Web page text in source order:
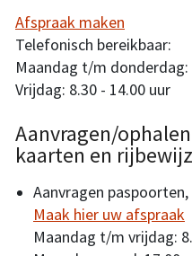
Afspraak maken
Telefonisch bereikbaar:
Maandag t/m donderdag:
Vrijdag: 8.30 - 14.00 uur
Aanvragen/
kaarten en
Aanvragen
Maak hier uw afspraak
Maandag t/m vrijdag: